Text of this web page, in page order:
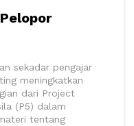
sekadar pengajar
meningkatkan
dari Project
(P5) dalam
tentang